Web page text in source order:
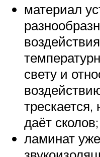
материал
свету и
трескается,
даёт сколов;
ламинат